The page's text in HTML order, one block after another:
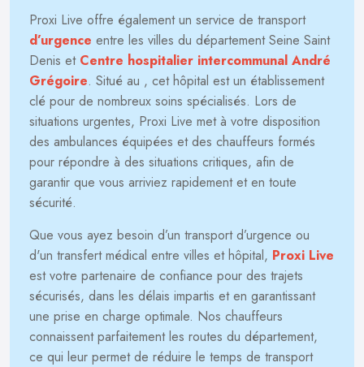
Proxi Live offre également un service de transport
d’urgence entre les villes du département Seine Saint
Denis et Centre hospitalier intercommunal André
Grégoire. Situé au , cet hôpital est un établissement
clé pour de nombreux soins spécialisés. Lors de
situations urgentes, Proxi Live met à votre disposition
des ambulances équipées et des chauffeurs formés
pour répondre à des situations critiques, afin de
garantir que vous arriviez rapidement et en toute
sécurité.
Que vous ayez besoin d’un transport d’urgence ou
d'un transfert médical entre villes et hôpital, Proxi Live
est votre partenaire de confiance pour des trajets
sécurisés, dans les délais impartis et en garantissant
une prise en charge optimale. Nos chauffeurs
connaissent parfaitement les routes du département,
ce qui leur permet de réduire le temps de transport